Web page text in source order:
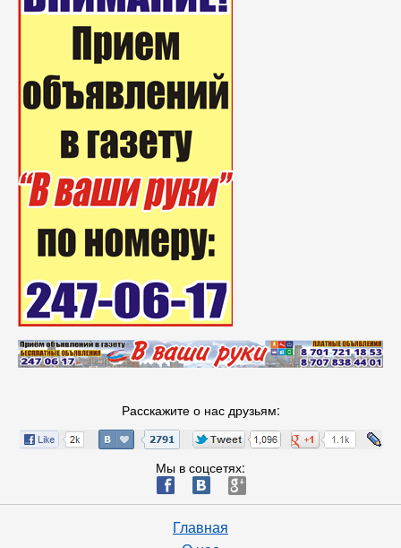
Расскажите о нас друзьям:
Мы в соцсетях:
ä æ è
Главная